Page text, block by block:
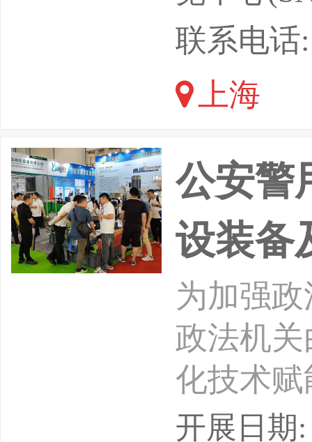
位治安
协会安
防范行
安全
联系电话
上海
公安警
设装备
为加强
政法机关
化技术
平，由
开展日期